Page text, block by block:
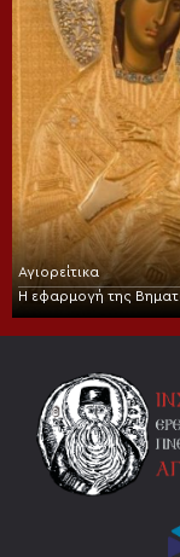
Αγιορείτικα
Η εφαρμογή της